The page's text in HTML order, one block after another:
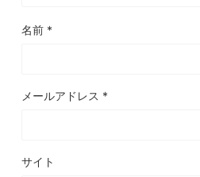
名前 *
メールアドレス *
サイト